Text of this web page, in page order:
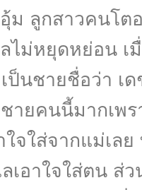
ม ลูกสาวคนโต
ไม่หยุดหย่อน เ
ป็นชายชื่อว่า เ
ายคนนี้มากเพร
ใจใส่จากแม่เล
เอาใจใส่ตน ส่